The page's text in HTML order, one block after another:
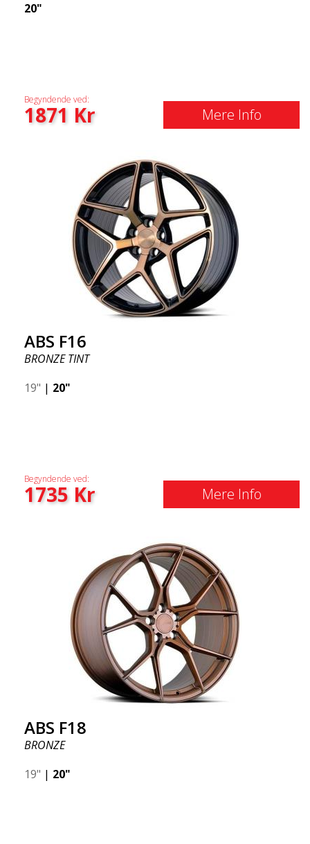
20"
Begyndende ved:
1871 Kr Mere Info
ABS F16
BRONZE TINT
19" | 20"
Begyndende ved:
1735Kr Mere Info
ABS F18
BRONZE
19" | 20"